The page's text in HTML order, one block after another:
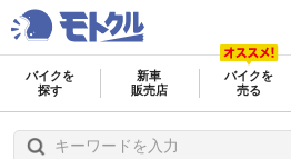
バイクを
探す
新車
販売店
バイクを
売る